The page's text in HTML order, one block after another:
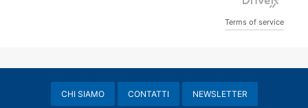
Terms of service
CHI SIAMO CONTATTI NEWSLETTER